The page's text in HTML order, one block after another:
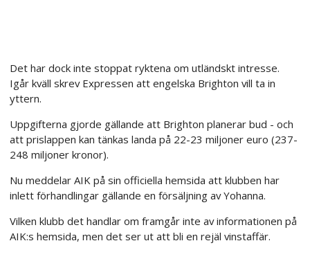
Det har dock inte stoppat ryktena om utländskt intresse.
Igår kväll skrev Expressen att engelska Brighton vill ta in
yttern.
Uppgifterna gjorde gällande att Brighton planerar bud - och
att prislappen kan tänkas landa på 22-23 miljoner euro (237-
248 miljoner kronor).
Nu meddelar AIK på sin officiella hemsida att klubben har
inlett förhandlingar gällande en försäljning av Yohanna.
Vilken klubb det handlar om framgår inte av informationen på
AIK:s hemsida, men det ser ut att bli en rejäl vinstaffär.